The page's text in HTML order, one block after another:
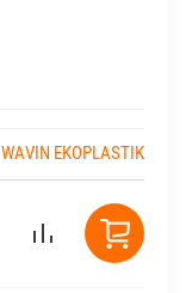
WAVIN EKOPLASTIK